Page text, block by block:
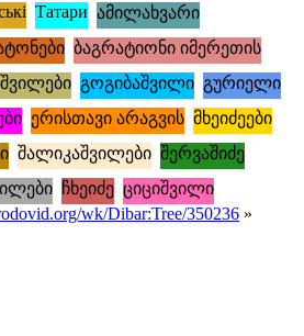
Татари ამილახვარი
ბაგრატიონი იმერეთის
გოგიბაშვილი გურიელი
ერისთავი არაგვის მხეიძეები
შალიკაშვილები შერვაშიძე
ჩხეიძე ციციშვილი
wk/Dibar:Tree/350236 »